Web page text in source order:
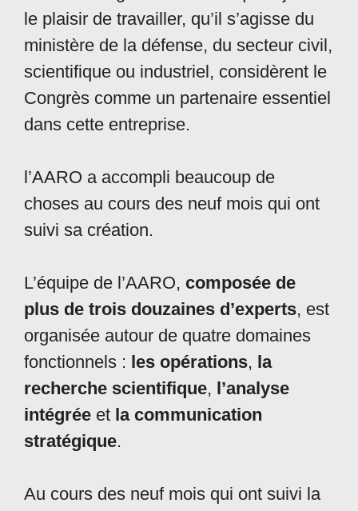
le plaisir de travailler, qu’il s’agisse du
ministère de la défense, du secteur civil,
scientifique ou industriel, considèrent le
Congrès comme un partenaire essentiel
dans cette entreprise.
l’AARO a accompli beaucoup de
choses au cours des neuf mois qui ont
suivi sa création.
L’équipe de l’AARO, composée de
plus de trois douzaines d’experts, est
organisée autour de quatre domaines
fonctionnels : les opérations, la
recherche scientifique, l’analyse
intégrée et la communication
stratégique.
Au cours des neuf mois qui ont suivi la